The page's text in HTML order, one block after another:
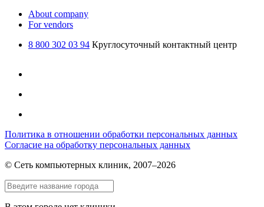
About company
For vendors
8 800 302 03 94 Круглосуточный контактный центр
Политика в отношении обработки персональных данных
Согласие на обработку персональных данных
© Сеть компьютерных клиник, 2007–2026